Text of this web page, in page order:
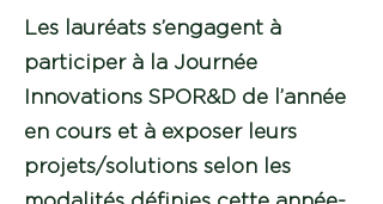
Les lauréats s’engagent à
participer à la Journée
Innovations SPOR&D de l’année
en cours et à exposer leurs
projets/solutions selon les